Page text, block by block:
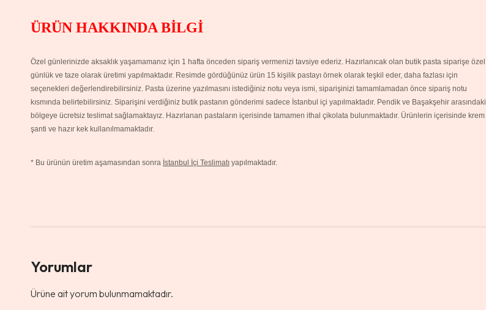
ÜRÜN HAKKINDA BİLGİ
Özel günlerinizde aksaklık yaşamamanız için 1 hafta önceden sipariş vermenizi tavsiye ederiz. Hazırlanıcak olan butik pasta siparişe özel
günlük ve taze olarak üretimi yapılmaktadır. Resimde gördüğünüz ürün 15 kişilik pastayı örnek olarak teşkil eder, daha fazlası için
seçenekleri değerlendirebilirsiniz. Pasta üzerine yazılmasını istediğiniz notu veya ismi, siparişinizi tamamlamadan önce sipariş notu
kısmında belirtebilirsiniz. Siparişini verdiğiniz butik pastanın gönderimi sadece İstanbul içi yapılmaktadır. Pendik ve Başakşehir arasındaki
bölgeye ücretsiz teslimat sağlamaktayız. Hazırlanan pastaların içerisinde tamamen ithal çikolata bulunmaktadır. Ürünlerin içerisinde krem
şanti ve hazır kek kullanılmamaktadır.
* Bu ürünün üretim aşamasından sonra İstanbul İçi Teslimatı yapılmaktadır.
Yorumlar
Ürüne ait yorum bulunmamaktadır.